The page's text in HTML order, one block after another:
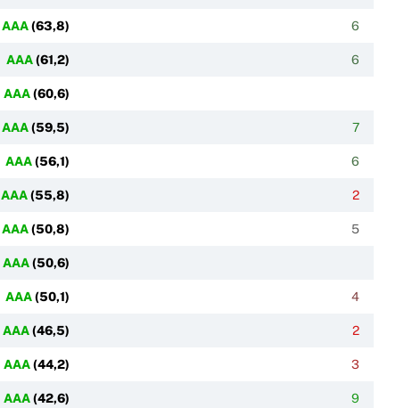
AAA(63,8) 6
AAA(61,2) 6
AAA(60,6)
AAA(59,5) 7
AAA(56,1) 6
AAA(55,8) 2
AAA(50,8) 5
AAA(50,6)
AAA(50,1) 4
AAA(46,5) 2
AAA(44,2) 3
AAA(42,6) 9